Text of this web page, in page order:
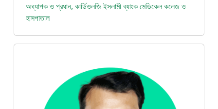
অধ্যাপক ও প্রধান, কার্ডিওলজি ইসলামী ব্যাংক মেডিকেল কলেজ ও
হাসপাতাল